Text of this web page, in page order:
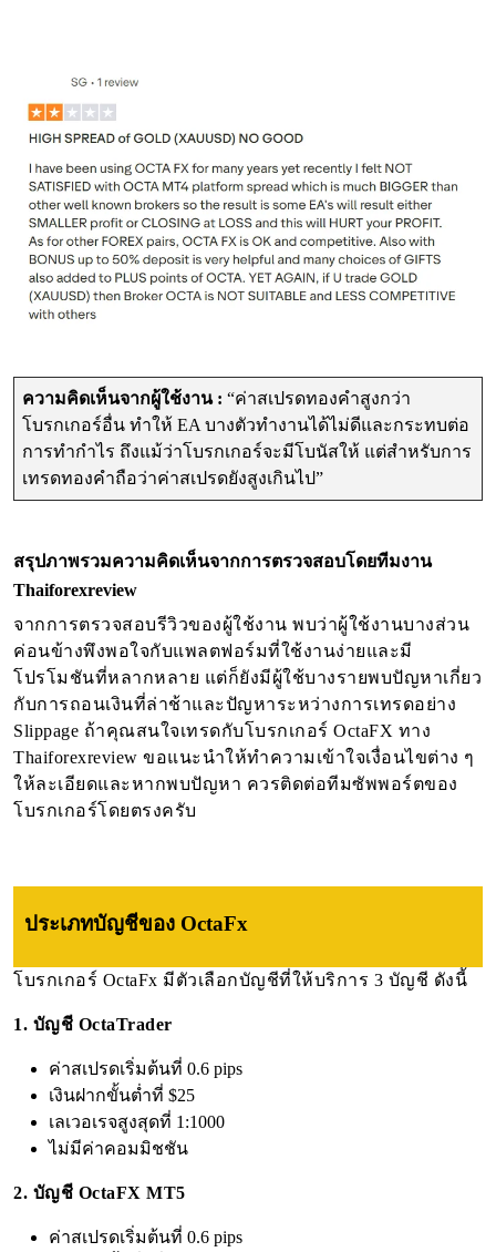
ความคิดเห็นจากผู้ใช้งาน : “ค่าสเปรดทองคำสูงกว่า
โบรกเกอร์อื่น ทำให้ EA บางตัวทำงานได้ไม่ดีและกระทบต่อ
การทำกำไร ถึงแม้ว่าโบรกเกอร์จะมีโบนัสให้ แต่สำหรับการ
เทรดทองคำถือว่าค่าสเปรดยังสูงเกินไป”
สรุปภาพรวมความคิดเห็นจากการตรวจสอบโดยทีมงาน
Thaiforexreview
จากการตรวจสอบรีวิวของผู้ใช้งาน พบว่าผู้ใช้งานบางส่วน
ค่อนข้างพึงพอใจกับแพลตฟอร์มที่ใช้งานง่ายและมี
โปรโมชันที่หลากหลาย แต่ก็ยังมีผู้ใช้บางรายพบปัญหาเกี่ยว
กับการถอนเงินที่ล่าช้าและปัญหาระหว่างการเทรดอย่าง
Slippage ถ้าคุณสนใจเทรดกับโบรกเกอร์ OctaFX ทาง
Thaiforexreview ขอแนะนำให้ทำความเข้าใจเงื่อนไขต่าง ๆ
ให้ละเอียดและหากพบปัญหา ควรติดต่อทีมซัพพอร์ตของ
โบรกเกอร์โดยตรงครับ
ประเภทบัญชีของ OctaFx
โบรกเกอร์ OctaFx มีตัวเลือกบัญชีที่ให้บริการ 3 บัญชี ดังนี้
1. บัญชี OctaTrader
ค่าสเปรดเริ่มต้นที่ 0.6 pips
เงินฝากขั้นต่ำที่ $25
เลเวอเรจสูงสุดที่ 1:1000
ไม่มีค่าคอมมิชชัน
2. บัญชี OctaFX MT5
ค่าสเปรดเริ่มต้นที่ 0.6 pips